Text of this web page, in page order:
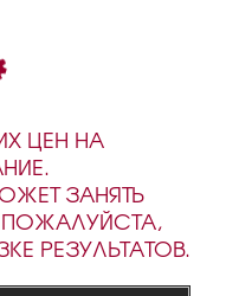
ЦЕН НА
ЗАНЯТЬ
РЕЗУЛЬТАТОВ.